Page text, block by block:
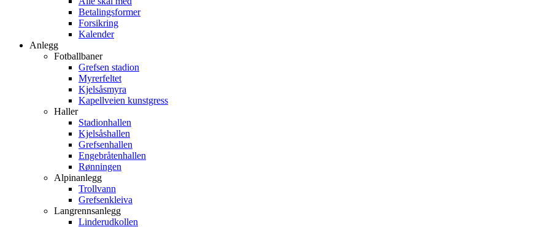
Betalingsformer
Forsikring
Kalender
Anlegg
Fotballbaner
Grefsen stadion
Myrerfeltet
Kjelsåsmyra
Kapellveien kunstgress
Haller
Stadionhallen
Kjelsåshallen
Grefsenhallen
Engebråtenhallen
Rønningen
Alpinanlegg
Trollvann
Grefsenkleiva
Langrennsanlegg
Linderudkollen